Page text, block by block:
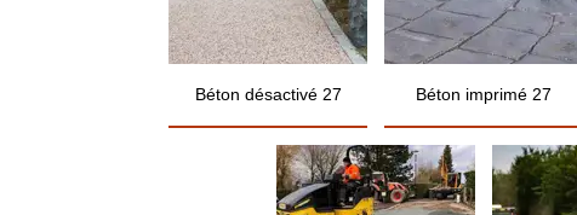
Béton désactivé 27 Béton imprimé 27